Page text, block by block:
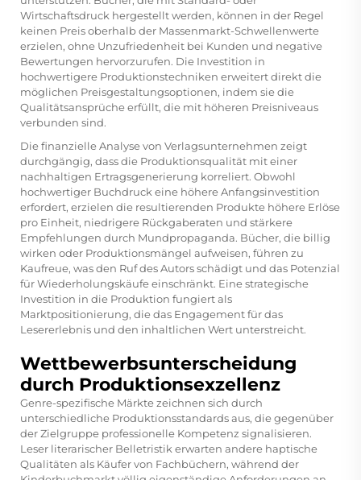
Wirtschaftsdruck hergestellt werden, können in der Regel
keinen Preis oberhalb der Massenmarkt-Schwellenwerte
erzielen, ohne Unzufriedenheit bei Kunden und negative
Bewertungen hervorzurufen. Die Investition in
hochwertigere Produktionstechniken erweitert direkt die
möglichen Preisgestaltungsoptionen, indem sie die
Qualitätsansprüche erfüllt, die mit höheren Preisniveaus
verbunden sind.
Die finanzielle Analyse von Verlagsunternehmen zeigt
durchgängig, dass die Produktionsqualität mit einer
nachhaltigen Ertragsgenerierung korreliert. Obwohl
hochwertiger Buchdruck eine höhere Anfangsinvestition
erfordert, erzielen die resultierenden Produkte höhere Erlöse
pro Einheit, niedrigere Rückgaberaten und stärkere
Empfehlungen durch Mundpropaganda. Bücher, die billig
wirken oder Produktionsmängel aufweisen, führen zu
Kaufreue, was den Ruf des Autors schädigt und das Potenzial
für Wiederholungskäufe einschränkt. Eine strategische
Investition in die Produktion fungiert als
Marktpositionierung, die das Engagement für das
Lesererlebnis und den inhaltlichen Wert unterstreicht.
Wettbewerbsunterscheidung
durch Produktionsexzellenz
Genre-spezifische Märkte zeichnen sich durch
unterschiedliche Produktionsstandards aus, die gegenüber
der Zielgruppe professionelle Kompetenz signalisieren.
Leser literarischer Belletristik erwarten andere haptische
Qualitäten als Käufer von Fachbüchern, während der